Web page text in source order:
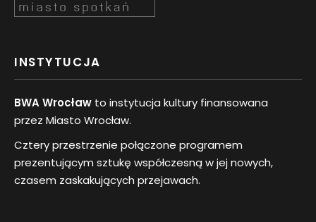
INSTYTUCJA
BWA Wrocław to instytucja kultury finansowana
przez Miasto Wrocław.
Cztery przestrzenie połączone programem
prezentującym sztukę współczesną w jej nowych,
czasem zaskakujących przejawach.